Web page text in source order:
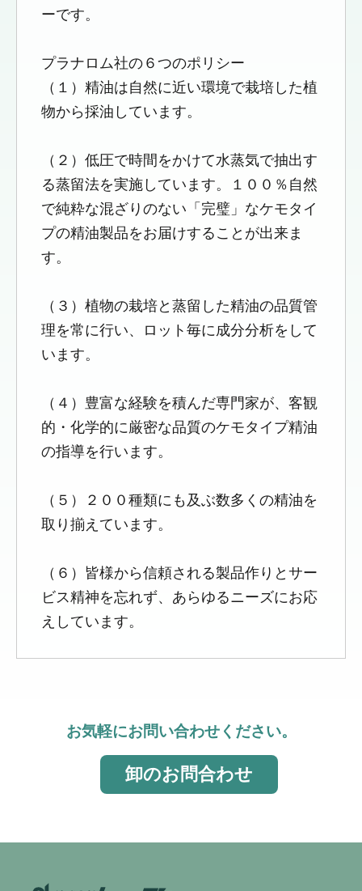
ーです。
プラナロム社の６つのポリシー
（１）精油は自然に近い環境で栽培した植
物から採油しています。
（２）低圧で時間をかけて水蒸気で抽出す
る蒸留法を実施しています。１００％自然
で純粋な混ざりのない「完璧」なケモタイ
プの精油製品をお届けすることが出来ま
す。
（３）植物の栽培と蒸留した精油の品質管
理を常に行い、ロット毎に成分分析をして
います。
（４）豊富な経験を積んだ専門家が、客観
的・化学的に厳密な品質のケモタイプ精油
の指導を行います。
（５）２００種類にも及ぶ数多くの精油を
取り揃えています。
（６）皆様から信頼される製品作りとサー
ビス精神を忘れず、あらゆるニーズにお応
えしています。
お気軽にお問い合わせください。
卸のお問合わせ